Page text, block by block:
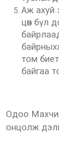
Аж ахуй
цөөн
том
байгаа
Одоо
онцолж